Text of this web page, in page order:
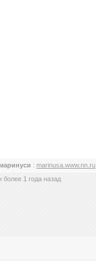
маринуси : marinusa.www.nn.ru
более 1 года назад